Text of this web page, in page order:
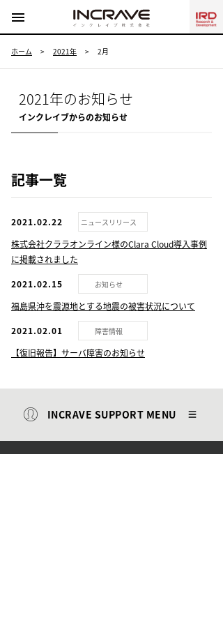
ホーム > 2021年 > 2月
2021年のお知らせ
インクレイブからのお知らせ
記事一覧
2021.02.22 ニュースリリース
株式会社クララオンライン様のClara Cloud導入事例
に掲載されました
2021.02.15
お知らせ
福島県沖を震源地とする地震の被害状況について
2021.02.01
障害情報
【復旧報告】サーバ障害のお知らせ
INCRAVE SUPPORT MENU